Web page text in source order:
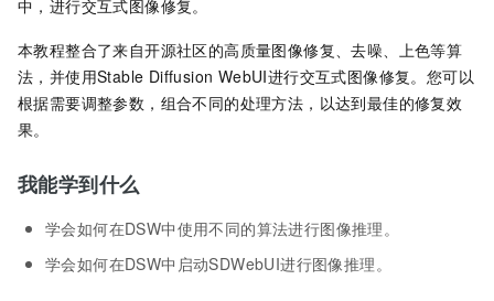
中，进行交互式图像修复。
本教程整合了来自开源社区的高质量图像修复、去噪、上色等算
法，并使用Stable Diffusion WebUI进行交互式图像修复。您可以
根据需要调整参数，组合不同的处理方法，以达到最佳的修复效
果。
我能学到什么
学会如何在DSW中使用不同的算法进行图像推理。
学会如何在DSW中启动SDWebUI进行图像推理。